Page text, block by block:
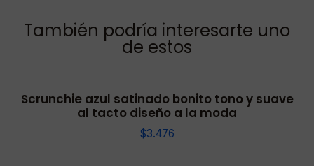
También podría interesarte uno
de estos
Scrunchie azul satinado bonito tono y suave
al tacto diseño a la moda
$3.476